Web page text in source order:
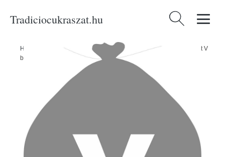
Tradiciocukraszat.hu Keresés:
Home Produkty / Ünnepségek és partik Léggömbök - lufik
Ezüst V
betűs léggömb -